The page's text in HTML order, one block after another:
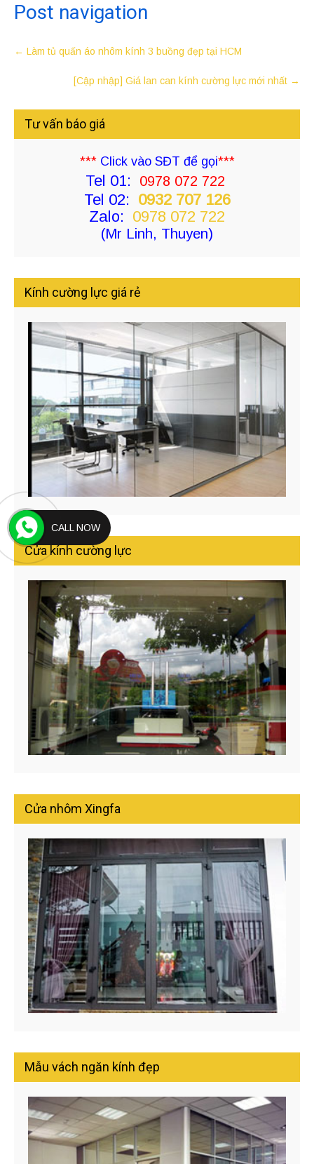
Post navigation
← Làm tủ quấn áo nhôm kính 3 buồng đẹp tại HCM
[Cập nhập] Giá lan can kính cường lực mới nhất →
Tư vấn báo giá
***Click vào SĐT để gọi***
Tel 01: 0978 072 722
Tel 02: 0932 707 126
Zalo: 0978 072 722
(Mr Linh, Thuyen)
Kính cường lực giá rẻ
Cửa kính cường lực
Cửa nhôm Xingfa
Mẫu vách ngăn kính đẹp
CALL NOW